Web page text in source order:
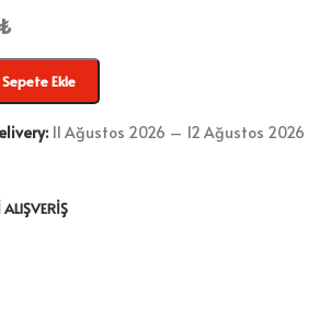
₺
Sepete Ekle
11 Ağustos 2026 – 12 Ağustos 2026